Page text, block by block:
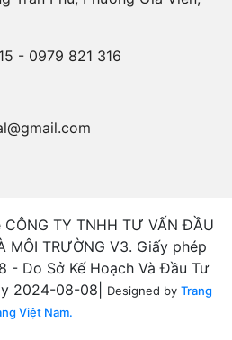
- 0979 821 316
TY TNHH TƯ VẤN ĐẦU
MÔI TRƯỜNG V3. Giấy phép
- Do Sở Kế Hoạch Và Đầu Tư
2024-08-08|
Designed by Trang
Việt Nam.